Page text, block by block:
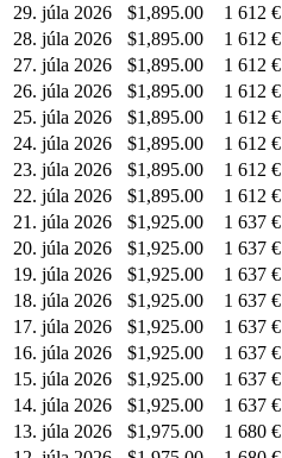
29. júla 2026
$1,895.00 1 612 €
28. júla 2026
$1,895.00 1 612 €
27. júla 2026
$1,895.00 1 612 €
26. júla 2026
$1,895.00 1 612 €
25. júla 2026
$1,895.00 1 612 €
24. júla 2026
$1,895.00 1 612 €
23. júla 2026
$1,895.00 1 612 €
22. júla 2026
$1,895.00 1 612 €
21. júla 2026
$1,925.00 1 637 €
20. júla 2026
$1,925.00 1 637 €
19. júla 2026
$1,925.00 1 637 €
18. júla 2026
$1,925.00 1 637 €
17. júla 2026
$1,925.00 1 637 €
16. júla 2026
$1,925.00 1 637 €
15. júla 2026
$1,925.00 1 637 €
14. júla 2026
$1,925.00 1 637 €
13. júla 2026
$1,975.00 1 680 €